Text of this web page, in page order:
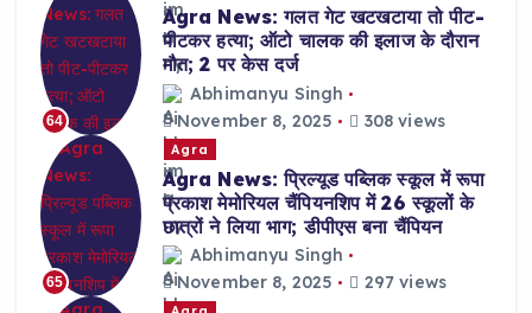
64
Agra News: गलत गेट खटखटाया तो पीट-
पीटकर हत्या; ऑटो चालक की इलाज के दौरान
मौत; 2 पर केस दर्ज
Abhimanyu Singh
November 8, 2025
308 views
65
Agra
Agra News: प्रिल्यूड पब्लिक स्कूल में रूपा
प्रकाश मेमोरियल चैंपियनशिप में 26 स्कूलों के
छात्रों ने लिया भाग; डीपीएस बना चैंपियन
Abhimanyu Singh
November 8, 2025
297 views